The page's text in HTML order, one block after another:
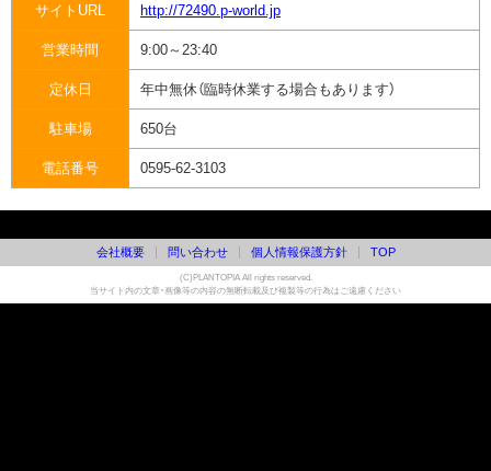
サイトURL http://72490.p-world.jp
営業時間 9:00～23:40
定休日 年中無休（臨時休業する場合もあります）
駐車場 650台
電話番号 0595-62-3103
会社概要 問い合わせ 個人情報保護方針 TOP
(C)PLANTOPIA All rights reserved.
当サイト内の文章・画像等の内容の無断転載及び複製等の行為はご遠慮ください